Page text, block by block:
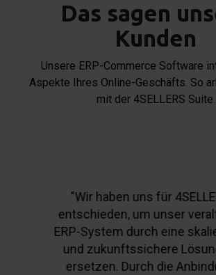
Das sagen
Kunden
Unsere ERP-Commerce Software
Aspekte Ihres Online-Geschäfts. So
mit der 4SELLERS Suite.
„Mit 4SELLERS haben wir
einen zuverlässigen
unserer Seite, der unser
wachsendes
optimal unterstützt –